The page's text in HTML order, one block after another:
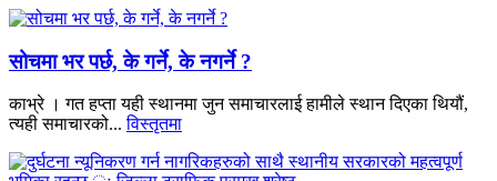
सोचमा भर पर्छ, के गर्ने, के नगर्ने ?
काभ्रे । गत हप्ता यही स्थानमा जुन समाचारलाई हामीले स्थान दिएका थियौं,
त्यही समाचारको...विस्तृतमा